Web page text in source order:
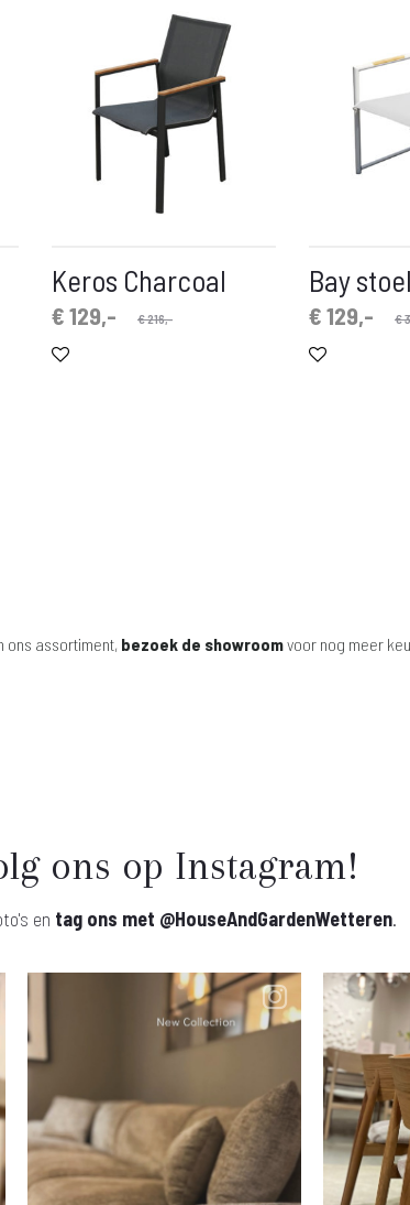
Keros Charcoal
€216,-
€129,-
prijs
Bay
€
Oorspronkelijke
€129,-
Huidige
prijs
ons assortiment, bezoek de showroomvoor nog meer
ons op Instagram!
en tag ons met @HouseAndGardenWetteren.